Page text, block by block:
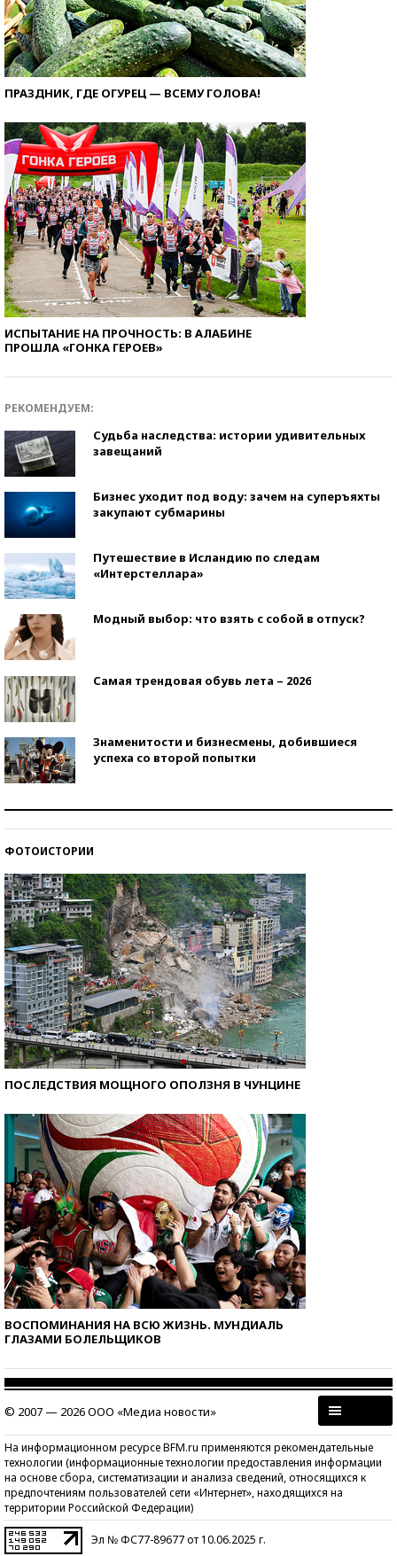
ПРАЗДНИК, ГДЕ ОГУРЕЦ — ВСЕМУ ГОЛОВА!
ИСПЫТАНИЕ НА ПРОЧНОСТЬ: В АЛАБИНЕ
ПРОШЛА «ГОНКА ГЕРОЕВ»
РЕКОМЕНДУЕМ:
Судьба наследства: истории удивительных
завещаний
Бизнес уходит под воду: зачем на суперъяхты
закупают субмарины
Путешествие в Исландию по следам
«Интерстеллара»
Модный выбор: что взять с собой в отпуск?
Самая трендовая обувь лета – 2026
Знаменитости и бизнесмены, добившиеся
успеха со второй попытки
ФОТОИСТОРИИ
ПОСЛЕДСТВИЯ МОЩНОГО ОПОЛЗНЯ В ЧУНЦИНЕ
ВОСПОМИНАНИЯ НА ВСЮ ЖИЗНЬ. МУНДИАЛЬ
ГЛАЗАМИ БОЛЕЛЬЩИКОВ
© 2007 — 2026 ООО «Медиа новости»
На информационном ресурсе BFM.ru применяются рекомендательные
технологии (информационные технологии предоставления информации
на основе сбора, систематизации и анализа сведений, относящихся к
предпочтениям пользователей сети «Интернет», находящихся на
территории Российской Федерации)
Эл № ФС77-89677 от 10.06.2025 г.